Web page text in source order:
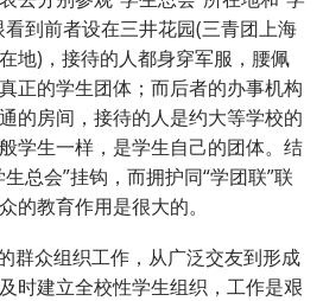
到前者设在三井花园(三青团上海
地)，接待的人都身穿军服，腰佩
正的学生团体；而后者的办事机构
的房间，接待的人是约大等学校的
学生一样，是学生自己的团体。结
总会”挂钩，而拥护同“学团联”联
的教育作用是很大的。
群众组织工作，从广泛交友到形成
时建立全校性学生组织，工作是艰